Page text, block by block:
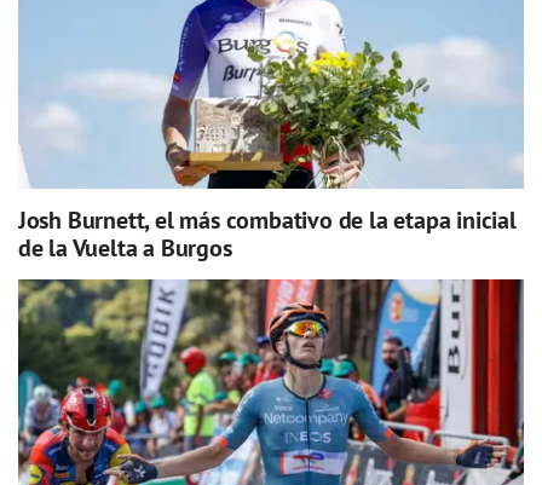
Josh Burnett, el más combativo de la etapa inicial
de la Vuelta a Burgos